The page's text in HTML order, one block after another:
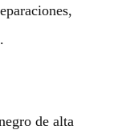
de alta